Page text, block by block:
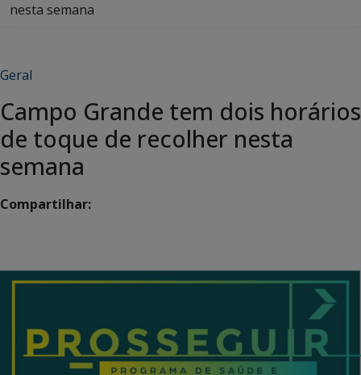
nesta semana
Geral
Campo Grande tem dois horários
de toque de recolher nesta
semana
Compartilhar: